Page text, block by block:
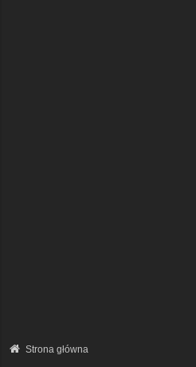
Strona główna